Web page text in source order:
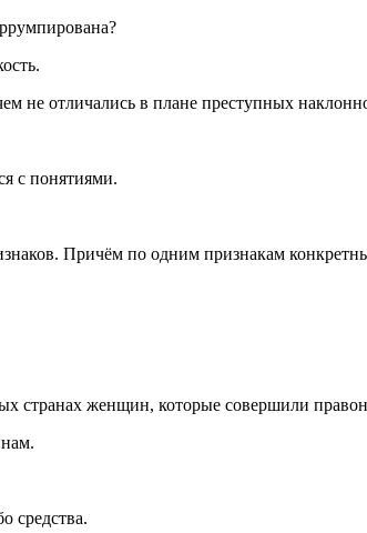
не отличались в плане преступных
с понятиями.
Причём по одним признакам
женщин, которые совершили
средства.